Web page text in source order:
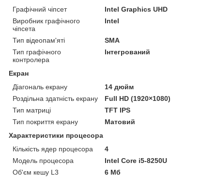
Графічний чіпсет
Intel Graphics UHD
Виробник графічного
чіпсета
Intel
Тип відеопам'яті
SMA
Тип графічного
контролера
Інтегрований
Екран
Діагональ екрану
14 дюйм
Роздільна здатність екрану
Full HD (1920×1080)
Тип матриці
TFT IPS
Тип покриття екрану
Матовий
Характеристики процесора
Кількість ядер процесора
4
Модель процесора
Intel Core i5-8250U
Об'єм кешу L3
6 Мб